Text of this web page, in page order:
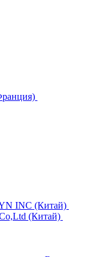
INC (Китай)
(Китай)